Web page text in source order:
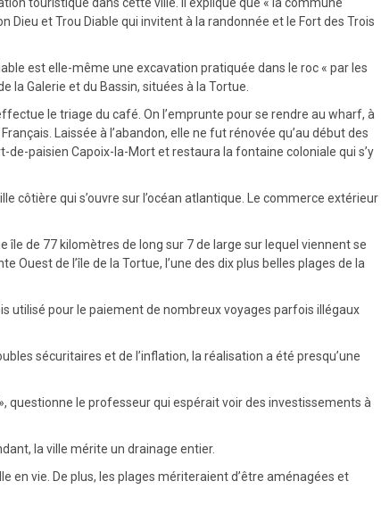
et Trou Diable qui invitent à la randonnée et le Fort des Trois
est elle-même une excavation pratiquée dans le roc « par les
la Galerie et du Bassin, situées à la Tortue.
le triage du café. On l’emprunte pour se rendre au wharf, à
Laissée à l’abandon, elle ne fut rénovée qu’au début des
paisien Capoix-la-Mort et restaura la fontaine coloniale qui s’y
côtière qui s’ouvre sur l’océan atlantique. Le commerce extérieur
île de 77 kilomètres de long sur 7 de large sur lequel viennent se
de l’île de la Tortue, l’une des dix plus belles plages de la
utilisé pour le paiement de nombreux voyages parfois illégaux
sécuritaires et de l’inflation, la réalisation a été presqu’une
questionne le professeur qui espérait voir des investissements à
la ville mérite un drainage entier.
en vie. De plus, les plages mériteraient d’être aménagées et